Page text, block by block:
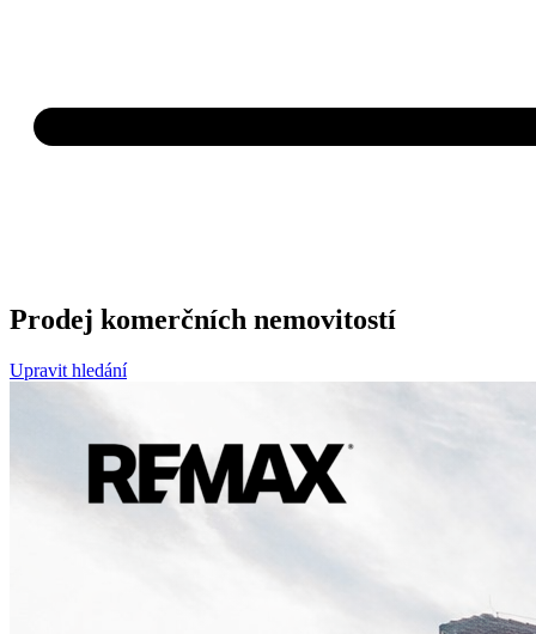
Prodej komerčních nemovitostí
Upravit hledání